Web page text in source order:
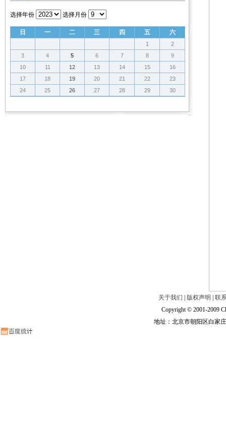
选择年份 选择月份
日 一 二 三 四 五 六
1
2
3
4 5 6 7 8
9
10
11 12 13 14 15
16
17
18 19 20 21 22
23
24
25 26 27 28 29 30
关于我们 版权声明
联
Copyright © 2001-2009
地址：北京市朝阳区白家